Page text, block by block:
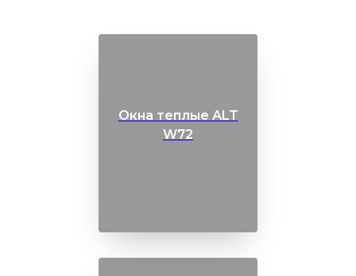
Окна теплые АLT
W72